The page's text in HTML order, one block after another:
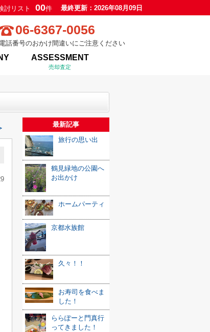
討リスト 00件 最終更新：2026年08月09日
06-6367-0056
電話番号のおかけ間違いにご注意ください
ASSESSMENT
売却査定
最新記事
旅行の思い出
鶴見緑地の公園へ
お出かけ
ホームパーティ
京都水族館
久々！！
お寿司を食べま
した！
ららぽーと門真行
ってきました！